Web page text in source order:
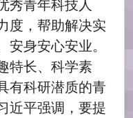
秀青年科技人
度，帮助解决实
身安心安业。
特长、科学素
有科研潜质的青
近平强调，要提